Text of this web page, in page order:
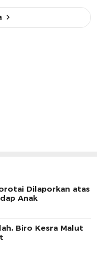
Dilaporkan atas
Anak
Biro Kesra Malut